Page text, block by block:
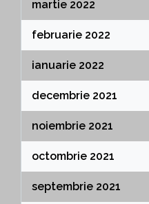
martie 2022
februarie 2022
ianuarie 2022
decembrie 2021
noiembrie 2021
octombrie 2021
septembrie 2021